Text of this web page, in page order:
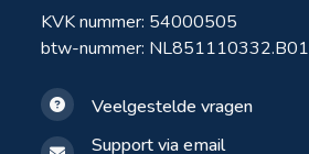
KVK nummer: 54000505
btw-nummer: NL851110332.B01
Veelgestelde vragen
Support via email